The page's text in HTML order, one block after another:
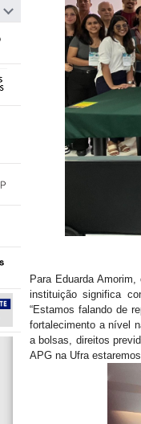
Para Eduarda
instituição significa
“Estamos falando de
fortalecimento a nível
a bolsas, direitos
APG na Ufra